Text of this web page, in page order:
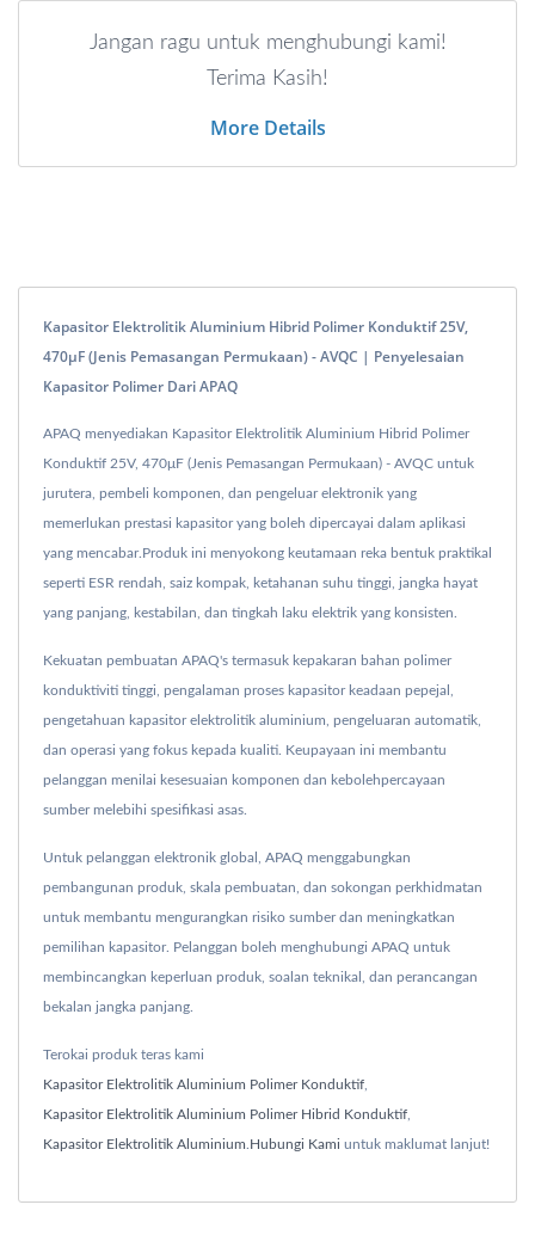
Jangan ragu untuk menghubungi kami!
Terima Kasih!
More Details
Kapasitor Elektrolitik Aluminium Hibrid Polimer Konduktif 25V,
470μF (Jenis Pemasangan Permukaan) - AVQC | Penyelesaian
Kapasitor Polimer Dari APAQ
APAQ menyediakan Kapasitor Elektrolitik Aluminium Hibrid Polimer
Konduktif 25V, 470μF (Jenis Pemasangan Permukaan) - AVQC untuk
jurutera, pembeli komponen, dan pengeluar elektronik yang
memerlukan prestasi kapasitor yang boleh dipercayai dalam aplikasi
yang mencabar.Produk ini menyokong keutamaan reka bentuk praktikal
seperti ESR rendah, saiz kompak, ketahanan suhu tinggi, jangka hayat
yang panjang, kestabilan, dan tingkah laku elektrik yang konsisten.
Kekuatan pembuatan APAQ's termasuk kepakaran bahan polimer
konduktiviti tinggi, pengalaman proses kapasitor keadaan pepejal,
pengetahuan kapasitor elektrolitik aluminium, pengeluaran automatik,
dan operasi yang fokus kepada kualiti. Keupayaan ini membantu
pelanggan menilai kesesuaian komponen dan kebolehpercayaan
sumber melebihi spesifikasi asas.
Untuk pelanggan elektronik global, APAQ menggabungkan
pembangunan produk, skala pembuatan, dan sokongan perkhidmatan
untuk membantu mengurangkan risiko sumber dan meningkatkan
pemilihan kapasitor. Pelanggan boleh menghubungi APAQ untuk
membincangkan keperluan produk, soalan teknikal, dan perancangan
bekalan jangka panjang.
Terokai produk teras kami
Kapasitor Elektrolitik Aluminium Polimer Konduktif,
Kapasitor Elektrolitik Aluminium Polimer Hibrid Konduktif,
Kapasitor Elektrolitik Aluminium. Hubungi Kami untuk maklumat lanjut!